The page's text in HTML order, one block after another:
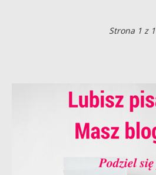
Strona 1 z 1